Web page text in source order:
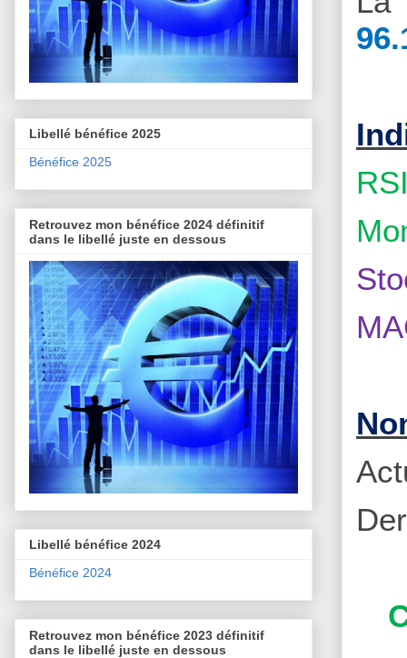
Libellé bénéfice 2025
Bénéfice 2025
Retrouvez mon bénéfice 2024 définitif
dans le libellé juste en dessous
Libellé bénéfice 2024
Bénéfice 2024
Retrouvez mon bénéfice 2023 définitif
dans le libellé juste en dessous